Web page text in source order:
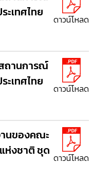
เทศไทย
ดาวน์โหลด
ถานการณ์
เทศไทย
ดาวน์โหลด
นของคณะ
ห่งชาติ ชุด ดาวน์โหลด